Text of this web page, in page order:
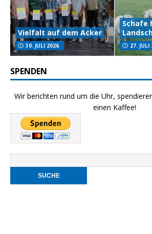
Vielfalt auf dem Acker
30. JULI 2026
Schafe
27. JULI
SPENDEN
Wir berichten rund um die Uhr,
einen Kaffee!